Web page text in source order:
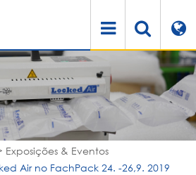
Exposições & Eventos
Air no FachPack 24. -26,9. 2019